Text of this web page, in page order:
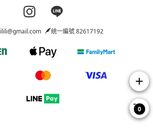
Instagram page
Line page
統一編號 82617192
add
0